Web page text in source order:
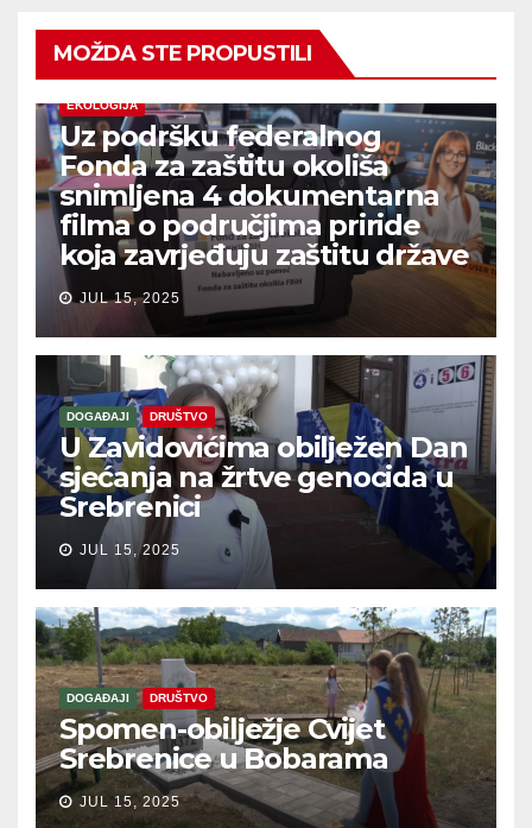
MOŽDA STE PROPUSTILI
EKOLOGIJA
Uz podršku federalnog
Fonda za zaštitu okoliša
snimljena 4 dokumentarna
filma o područjima priride
koja zavrjeđuju zaštitu države
JUL 15, 2025
DOGAĐAJI DRUŠTVO
U Zavidovićima obilježen Dan
sjećanja na žrtve genocida u
Srebrenici
JUL 15, 2025
DOGAĐAJI DRUŠTVO
Spomen-obilježje Cvijet
Srebrenice u Bobarama
JUL 15, 2025